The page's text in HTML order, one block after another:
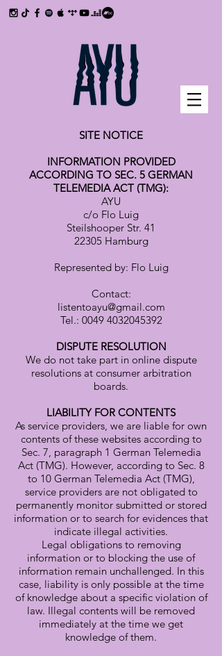
SITE NOTICE
INFORMATION PROVIDED
ACCORDING TO SEC. 5 GERMAN
TELEMEDIA ACT (TMG):
AYU
c/o Flo Luig
Steilshooper Str. 41
22305 Hamburg
Represented by: Flo Luig
Contact:
listentoayu@gmail.com
Tel.: 0049 4032045392
DISPUTE RESOLUTION
We do not take part in online dispute
resolutions at consumer arbitration
boards.
LIABILITY FOR CONTENTS
As service providers, we are liable for own
contents of these websites according to
Sec. 7, paragraph 1 German Telemedia
Act (TMG). However, according to Sec. 8
to 10 German Telemedia Act (TMG),
service providers are not obligated to
permanently monitor submitted or stored
information or to search for evidences that
indicate illegal activities.
Legal obligations to removing
information or to blocking the use of
information remain unchallenged. In this
case, liability is only possible at the time
of knowledge about a specific violation of
law. Illegal contents will be removed
immediately at the time we get
knowledge of them.